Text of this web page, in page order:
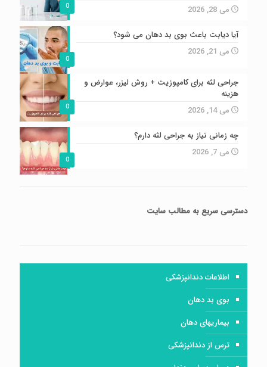
0
می 28, 2026
0
آیا دیابت باعث بوی بد دهان می شود؟
می 21, 2026
0
جراحی لثه برای کامپوزیت + روش لیزر، عوارض و
هزینه
می 14, 2026
0
چه زمانی نیاز به جراحی لثه دارم؟
می 7, 2026
دسترسی سریعبه مطالب سایت
اطلاعات دندانپزشکی
بوی بد دهان
بیماریهای دهان
ترس از دندانپزشکی